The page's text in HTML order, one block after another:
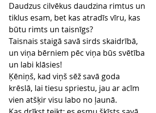
Daudzus cilvēkus daudzina rimtus un
tiklus esam, bet kas atradīs vīru, kas
būtu rimts un taisnīgs?
Taisnais staigā savā sirds skaidrībā,
un viņa bērniem pēc viņa būs svētība
un labi klāsies!
Ķēniņš, kad viņš sēž savā goda
krēslā, lai tiesu spriestu, jau ar acīm
vien atšķir visu labo no ļaunā.